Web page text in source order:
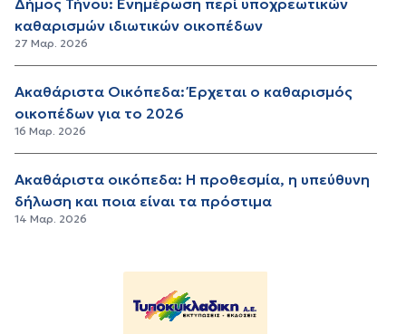
καθαρισμών ιδιωτικών οικοπέδων
27 Μαρ. 2026
Ακαθάριστα Οικόπεδα: Έρχεται ο καθαρισμός
οικοπέδων για το 2026
16 Μαρ. 2026
Ακαθάριστα οικόπεδα: Η προθεσμία, η υπεύθυνη
δήλωση και ποια είναι τα πρόστιμα
14 Μαρ. 2026